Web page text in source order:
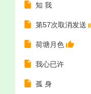
知 我
第57次取消发送
荷塘月色
我心已许
孤 身